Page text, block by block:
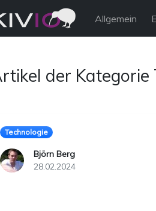
Allgemein
der Kategorie
Technologie
Björn Berg
28.02.2024